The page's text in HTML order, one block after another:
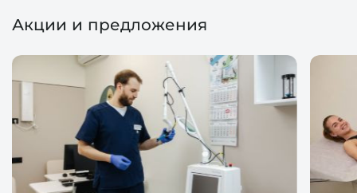
Акции и предложения